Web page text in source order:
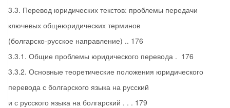
3.3. Перевод юридических текстов: проблемы передачи
ключевых общеюридических терминов
(болгарско-русское направление) .. 176
3.3.1. Общие проблемы юридического перевода . 176
3.3.2. Основные теоретические положения юридического
перевода с болгарского языка на русский
и с русского языка на болгарский . . . 179